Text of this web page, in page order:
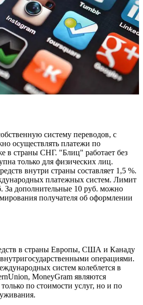
систему переводов, с
осуществлять платежи по
в страны СНГ. "Блиц" работает без
только для физических лиц.
внутри страны составляет 1,5 %.
платежных систем. Лимит
За дополнительные 10 руб. можно
получателя об оформлении
в страны Европы, США и Канаду
операциями.
систем колеблется в
MoneyGram являются
по стоимости услуг, но и по